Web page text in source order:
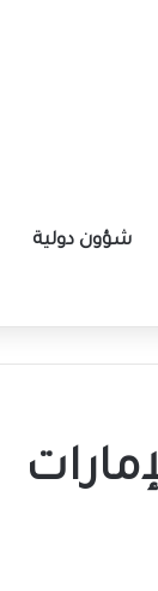
شؤون دولية